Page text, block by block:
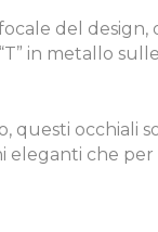
del design,
in metallo
questi
eleganti che per